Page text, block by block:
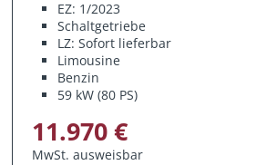
EZ: 1/2023
Schaltgetriebe
LZ: Sofort lieferbar
Limousine
Benzin
59 kW (80 PS)
11.970 €
MwSt. ausweisbar